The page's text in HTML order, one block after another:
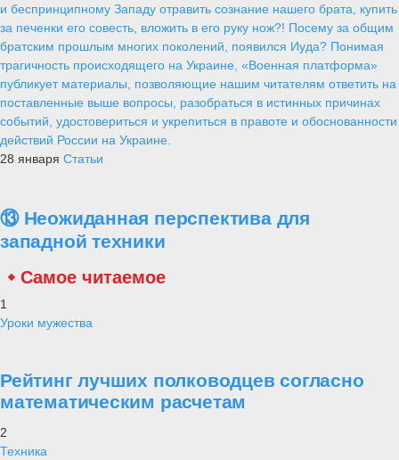
и беспринципному Западу отравить сознание нашего брата, купить
за печенки его совесть, вложить в его руку нож?! Посему за общим
братским прошлым многих поколений, появился Иуда? Понимая
трагичность происходящего на Украине, «Военная платформа»
публикует материалы, позволяющие нашим читателям ответить на
поставленные выше вопросы, разобраться в истинных причинах
событий, удостовериться и укрепиться в правоте и обоснованности
действий России на Украине.
28 января Статьи
⑬ Неожиданная перспектива для
западной техники
Самое читаемое
1
Уроки мужества
Рейтинг лучших полководцев согласно
математическим расчетам
2
Техника